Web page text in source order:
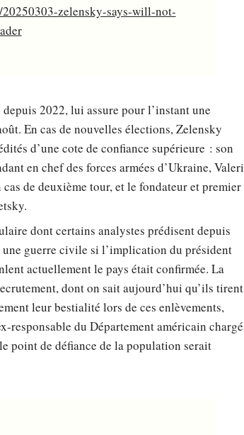
zelensky-says-will-not-
2022, lui assure pour l’instant une
En cas de nouvelles élections, Zelensky
d’une cote de confiance supérieure : son
en chef des forces armées d’Ukraine, Valeri
de deuxième tour, et le fondateur et premier
dont certains analystes prédisent depuis
guerre civile si l’implication du président
actuellement le pays était confirmée. La
dont on sait aujourd’hui qu’ils tirent
leur bestialité lors de ces enlèvements,
responsable du Département américain chargé
point de défiance de la population serait